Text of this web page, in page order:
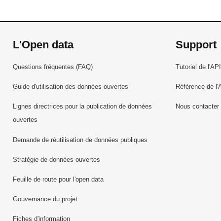
L'Open data
Questions fréquentes (FAQ)
Guide d'utilisation des données ouvertes
Lignes directrices pour la publication de données
ouvertes
Demande de réutilisation de données publiques
Stratégie de données ouvertes
Feuille de route pour l'open data
Gouvernance du projet
Fiches d'information
Support
Tutoriel de l'API
Référence de
Nous contacter